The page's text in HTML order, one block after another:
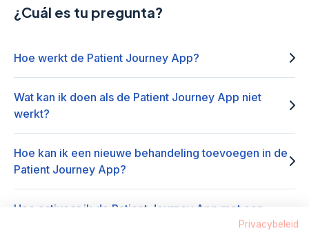
¿Cuál es tu pregunta?
Hoe werkt de Patient Journey App?
Wat kan ik doen als de Patient Journey App niet
werkt?
Hoe kan ik een nieuwe behandeling toevoegen in de
Patient Journey App?
Hoe activeer ik de Patient Journey App met een
Privacybeleid